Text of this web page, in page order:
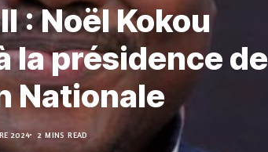
: Noël Kokou
la présidence de
Nationale
2024 2 MINS READ